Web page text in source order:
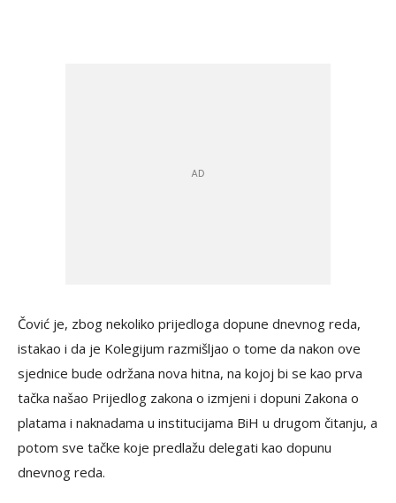
Čović je, zbog nekoliko prijedloga dopune dnevnog reda,
istakao i da je Kolegijum razmišljao o tome da nakon ove
sjednice bude održana nova hitna, na kojoj bi se kao prva
tačka našao Prijedlog zakona o izmjeni i dopuni Zakona o
platama i naknadama u institucijama BiH u drugom čitanju, a
potom sve tačke koje predlažu delegati kao dopunu
dnevnog reda.